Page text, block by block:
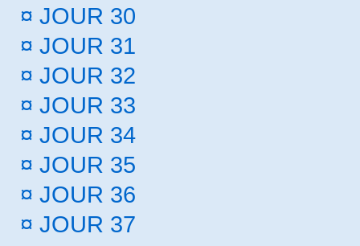
¤ JOUR 30
¤ JOUR 31
¤ JOUR 32
¤ JOUR 33
¤ JOUR 34
¤ JOUR 35
¤ JOUR 36
¤ JOUR 37